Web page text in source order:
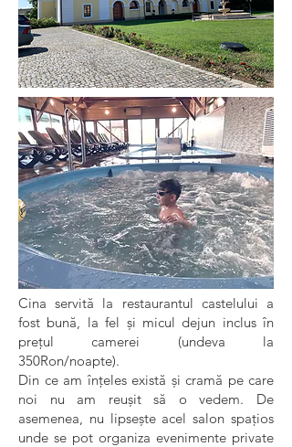
Cina servită la restaurantul castelului a
fost bună, la fel și micul dejun inclus în
prețul camerei (undeva la
350Ron/noapte).
Din ce am înțeles există și cramă pe care
noi nu am reușit să o vedem. De
asemenea, nu lipsește acel salon spațios
unde se pot organiza evenimente private